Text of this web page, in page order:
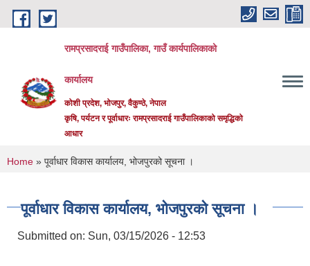
Skip to main content
रामप्रसादराई गाउँपालिका, गाउँ कार्यपालिकाको
कार्यालय
कोशी प्रदेश, भोजपुर, वैकुण्ठे, नेपाल
कृषि, पर्यटन र पूर्वाधारः रामप्रसादराई गाउँपालिकाको समृद्धिको
आधार
You are here
Home » पूर्वाधार विकास कार्यालय, भोजपुरको सूचना ।
पूर्वाधार विकास कार्यालय, भोजपुरको सूचना ।
Submitted on: Sun, 03/15/2026 - 12:53